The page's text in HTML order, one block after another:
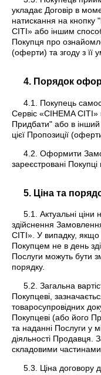
укладає Договір в
натискання на кнопку
СІТІ» або іншим
Покупця про
(оферти) та згоду з її
4. Порядок
4.1. Покупець
Сервіс «CIНEMA
Придбати" або в інший
цієї Пропозиції
4.2. Оформити
зареєстровані
5. Ціна та
5.1. Актуальні
здійснення
СІТІ». У випадку,
Покупцем не в день
Послуги можуть бути
порядку.
5.2. Загальна
Покупцеві,
товаросупровідних
Покупцеві (або його
та наданні Послуги у
діяльності Продавця.
складовими частинами
5.3. Ціна договору